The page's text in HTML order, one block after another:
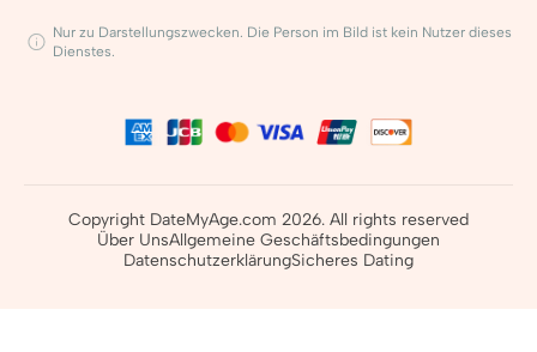
Nur zu Darstellungszwecken. Die Person im Bild ist kein Nutzer dieses
Dienstes.
Copyright DateMyAge.com 2026. All rights reserved
Über UnsAllgemeine Geschäftsbedingungen
DatenschutzerklärungSicheres Dating